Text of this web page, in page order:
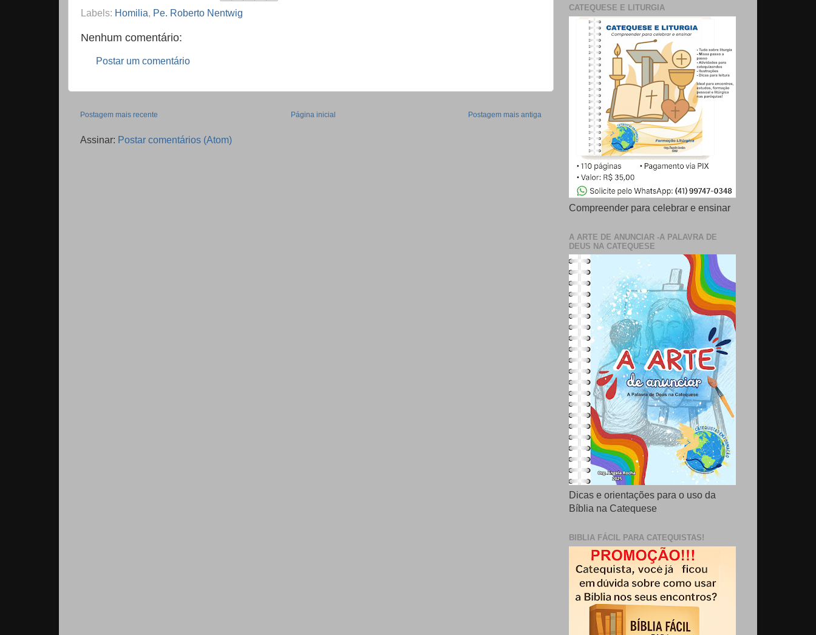
Labels: Homilia Pe. Roberto Nentwig
Nenhum comentário:
Postar um comentário
Postagem mais recente Postagem mais antiga
Página inicial
Assinar: Postar comentários (Atom)
CATEQUESE E LITURGIA
Compreender para celebrar e ensinar
A ARTE DE ANUNCIAR -A PALAVRA DE
DEUS NA CATEQUESE
Dicas e orientações para o uso da
Bíblia na Catequese
BIBLIA FÁCIL PARA CATEQUISTAS!